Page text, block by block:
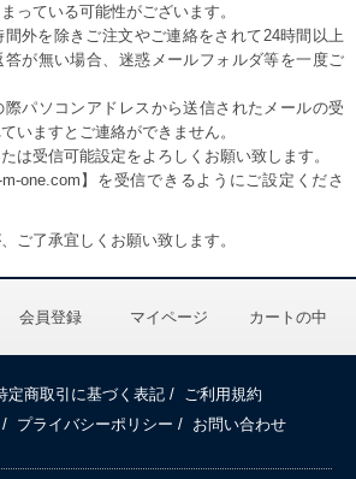
っている可能性がございます。
外を除きご注文やご連絡をされて24時間以上
が無い場合、迷惑メールフォルダ等を一度ご
パソコンアドレスから送信されたメールの受
いますとご連絡ができません。
は受信可能設定をよろしくお願い致します。
one.com】を受信できるようにご設定くださ
ご了承宜しくお願い致します。
会員登録 マイページ カートの中
定商取引に基づく表記 /
ご利用規約
/ プライバシーポリシー / お問い合わせ